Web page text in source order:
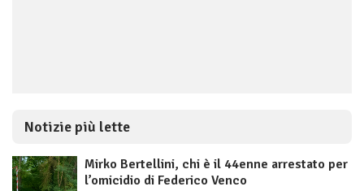
Notizie più lette
Mirko Bertellini, chi è il 44enne arrestato per
l’omicidio di Federico Venco